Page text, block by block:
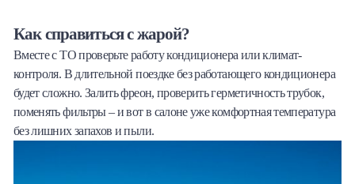
Как справиться с жарой?
Вместе с ТО проверьте работу кондиционера или климат-
контроля. В длительной поездке без работающего кондиционера
будет сложно. Залить фреон, проверить герметичность трубок,
поменять фильтры – и вот в салоне уже комфортная температура
без лишних запахов и пыли.